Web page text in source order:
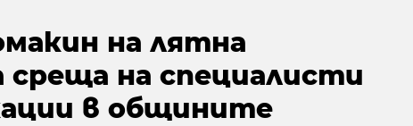
на лятна
среща на специалисти
в общините